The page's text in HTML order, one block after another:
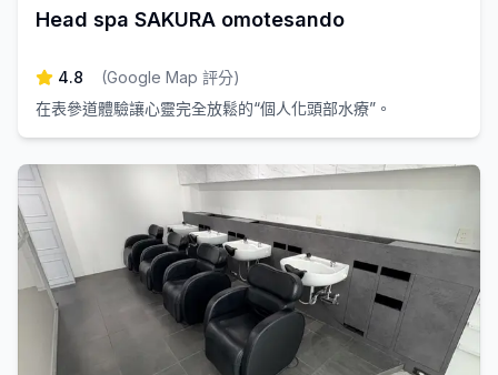
Head spa SAKURA omotesando
4.8 (Google Map 評分)
在表參道體驗讓心靈完全放鬆的“個人化頭部水療”。